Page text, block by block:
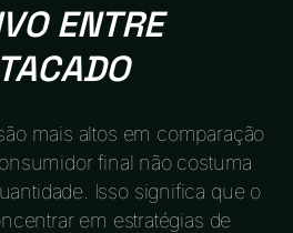
ENTRE
mais altos em comparação
final não costuma
Isso significa que o
em estratégias de